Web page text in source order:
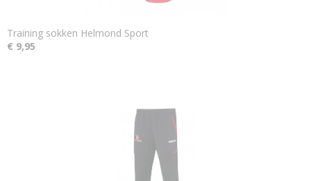
Training sokken Helmond Sport
€ 9,95